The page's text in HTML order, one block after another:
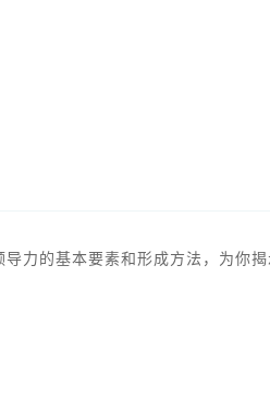
力的基本要素和形成方法，为你